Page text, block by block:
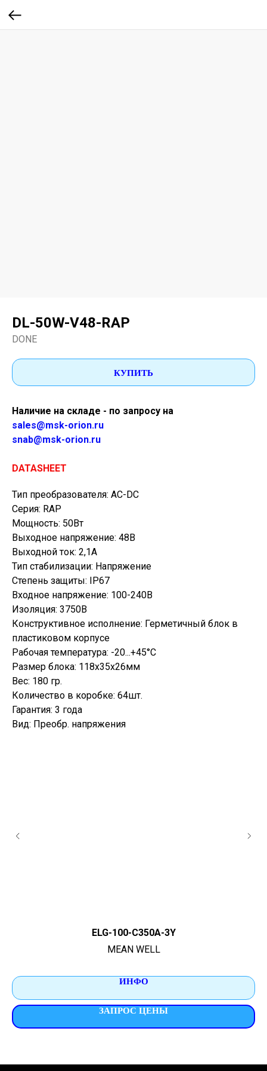
DL-50W-V48-RAP
DONE
КУПИТЬ
Наличие на складе - по запросу на
sales@msk-orion.ru
snab@msk-orion.ru
DATASHEET
Тип преобразователя: AC-DC
Серия: RAP
Мощность: 50Вт
Выходное напряжение: 48В
Выходной ток: 2,1А
Тип стабилизации: Напряжение
Степень защиты: IP67
Входное напряжение: 100-240В
Изоляция: 3750В
Конструктивное исполнение: Герметичный блок в
пластиковом корпусе
Рабочая температура: -20...+45°C
Размер блока: 118х35х26мм
Вес: 180 гр.
Количество в коробке: 64шт.
Гарантия: 3 года
Вид: Преобр. напряжения
ELG-100-C350A-3Y
MEAN WELL
ИНФО
ЗАПРОС ЦЕНЫ